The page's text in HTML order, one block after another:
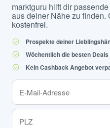
marktguru hilft dir
aus deiner Nähe zu finden.
kostenfrei.
Prospekte deiner
Wöchentlich die besten Deals
Kein Cashback Angebot